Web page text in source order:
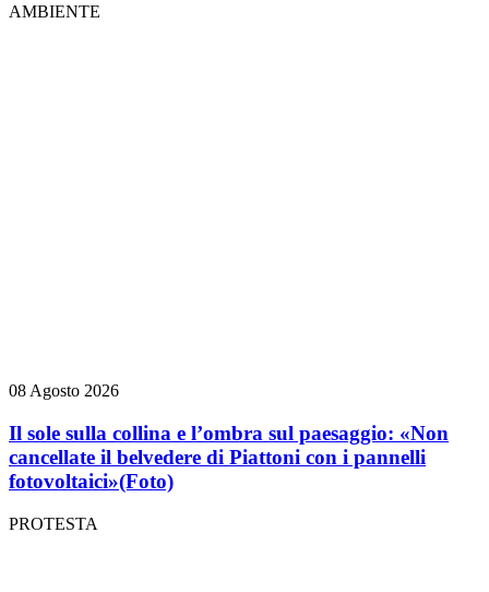
AMBIENTE
08 Agosto 2026
Il sole sulla collina e l’ombra sul paesaggio: «Non
cancellate il belvedere di Piattoni con i pannelli
fotovoltaici»(Foto)
PROTESTA